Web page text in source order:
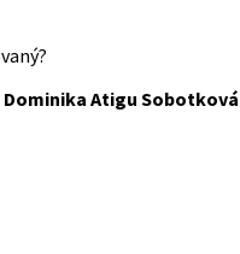
Dominika Atigu Sobotková